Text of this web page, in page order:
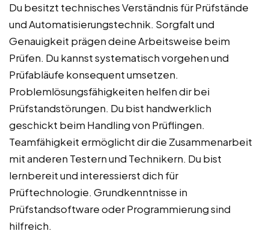
Du besitzt technisches Verständnis für Prüfstände
und Automatisierungstechnik. Sorgfalt und
Genauigkeit prägen deine Arbeitsweise beim
Prüfen. Du kannst systematisch vorgehen und
Prüfabläufe konsequent umsetzen.
Problemlösungsfähigkeiten helfen dir bei
Prüfstandstörungen. Du bist handwerklich
geschickt beim Handling von Prüflingen.
Teamfähigkeit ermöglicht dir die Zusammenarbeit
mit anderen Testern und Technikern. Du bist
lernbereit und interessierst dich für
Prüftechnologie. Grundkenntnisse in
Prüfstandsoftware oder Programmierung sind
hilfreich.